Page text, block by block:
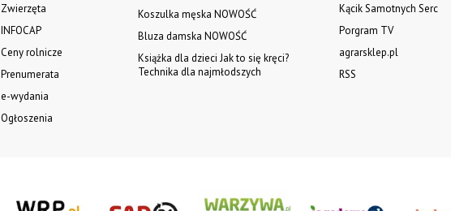
Zwierzęta
INFOCAP
Ceny rolnicze
Prenumerata
e-wydania
Ogłoszenia
Koszulka męska NOWOŚĆ
Bluza damska NOWOŚĆ
Książka dla dzieci Jak to się kręci?
Technika dla najmłodszych
Kącik Samotnych Serc
Porgram TV
agrarsklep.pl
RSS